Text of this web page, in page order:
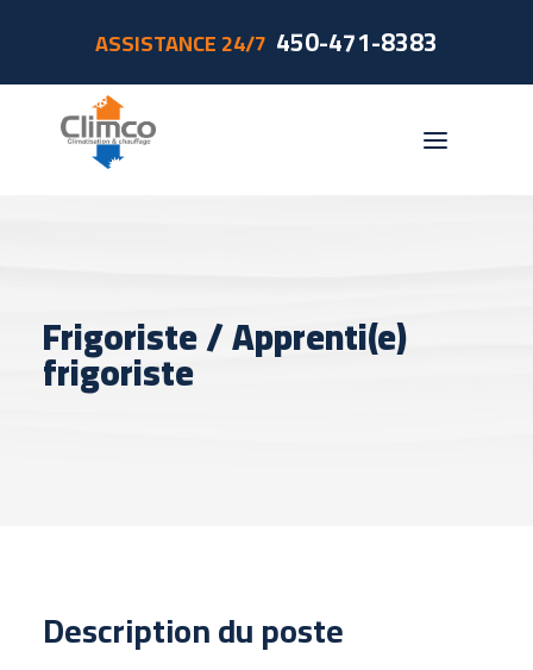
ASSISTANCE 24/7 450-471-8383
Accessoires
Foyerco
Frigoriste / Apprenti(e)
frigoriste
Description du poste